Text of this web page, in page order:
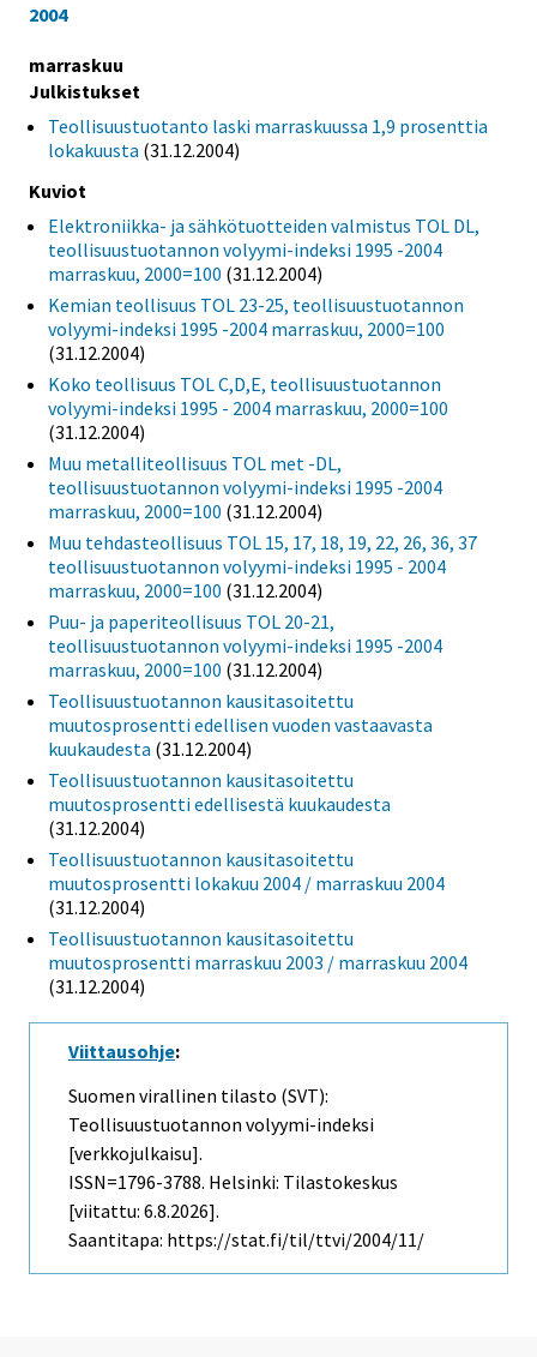
2004
marraskuu
Julkistukset
Teollisuustuotanto laski marraskuussa 1,9 prosenttia
lokakuusta (31.12.2004)
Kuviot
Elektroniikka- ja sähkötuotteiden valmistus TOL DL,
teollisuustuotannon volyymi-indeksi 1995 -2004
marraskuu, 2000=100 (31.12.2004)
Kemian teollisuus TOL 23-25, teollisuustuotannon
volyymi-indeksi 1995 -2004 marraskuu, 2000=100
(31.12.2004)
Koko teollisuus TOL C,D,E, teollisuustuotannon
volyymi-indeksi 1995 - 2004 marraskuu, 2000=100
(31.12.2004)
Muu metalliteollisuus TOL met -DL,
teollisuustuotannon volyymi-indeksi 1995 -2004
marraskuu, 2000=100 (31.12.2004)
Muu tehdasteollisuus TOL 15, 17, 18, 19, 22, 26, 36, 37
teollisuustuotannon volyymi-indeksi 1995 - 2004
marraskuu, 2000=100 (31.12.2004)
Puu- ja paperiteollisuus TOL 20-21,
teollisuustuotannon volyymi-indeksi 1995 -2004
marraskuu, 2000=100 (31.12.2004)
Teollisuustuotannon kausitasoitettu
muutosprosentti edellisen vuoden vastaavasta
kuukaudesta (31.12.2004)
Teollisuustuotannon kausitasoitettu
muutosprosentti edellisestä kuukaudesta
(31.12.2004)
Teollisuustuotannon kausitasoitettu
muutosprosentti lokakuu 2004 / marraskuu 2004
(31.12.2004)
Teollisuustuotannon kausitasoitettu
muutosprosentti marraskuu 2003 / marraskuu 2004
(31.12.2004)
Viittausohje:
Suomen virallinen tilasto (SVT):
Teollisuustuotannon volyymi-indeksi
[verkkojulkaisu].
ISSN=1796-3788. Helsinki: Tilastokeskus
[viitattu: 6.8.2026].
Saantitapa: https://stat.fi/til/ttvi/2004/11/